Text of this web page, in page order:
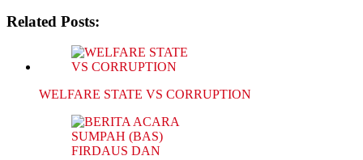
Related Posts:
WELFARE STATE VS CORRUPTION